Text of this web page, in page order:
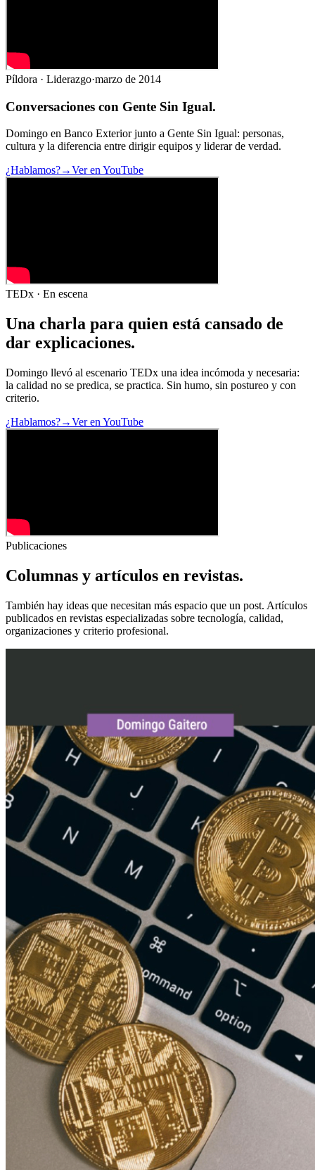
Píldora · Liderazgo·marzo de 2014
Conversaciones con Gente Sin Igual.
Domingo en Banco Exterior junto a Gente Sin Igual: personas,
cultura y la diferencia entre dirigir equipos y liderar de verdad.
¿Hablamos?→Ver en YouTube
TEDx · En escena
Una charla para quien está cansado de
dar explicaciones.
Domingo llevó al escenario TEDx una idea incómoda y necesaria:
la calidad no se predica, se practica. Sin humo, sin postureo y con
criterio.
¿Hablamos?→Ver en YouTube
Publicaciones
Columnas y artículos en revistas.
También hay ideas que necesitan más espacio que un post. Artículos
publicados en revistas especializadas sobre tecnología, calidad,
organizaciones y criterio profesional.